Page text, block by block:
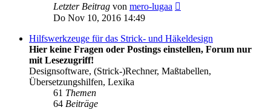
Letzter Beitrag von mero-lugaa
Do Nov 10, 2016 14:49
Hilfswerkzeuge für das Strick- und Häkeldesign
Hier keine Fragen oder Postings einstellen, Forum nur
mit Lesezugriff!
Designsoftware, (Strick-)Rechner, Maßtabellen,
Übersetzungshilfen, Lexika
61 Themen
64 Beiträge